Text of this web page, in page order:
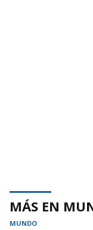
MÁS EN
MUNDO